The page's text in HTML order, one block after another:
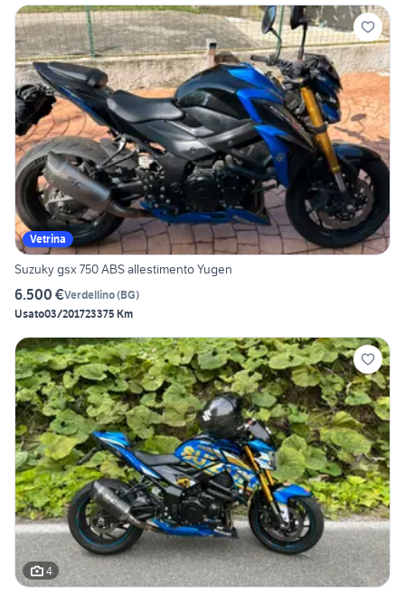
Vetrina
Suzuky gsx 750 ABS allestimento Yugen
6.500 €Verdellino(BG)
Usato03/201723375 Km
4